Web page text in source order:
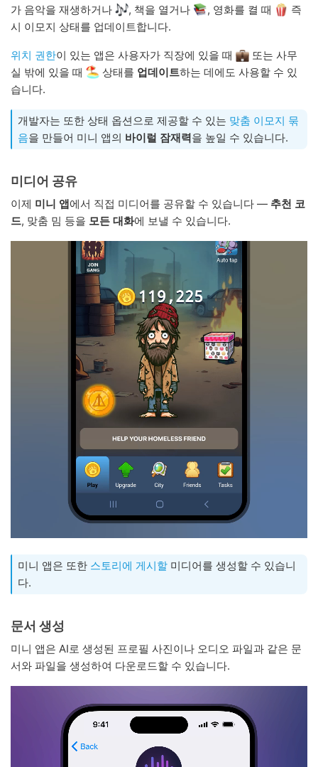
가 음악을 재생하거나
, 책을 열거나 , 영화를 켤 때
즉
시 이모지 상태를 업데이트합니다.
위치 권한이 있는 앱은 사용자가 직장에 있을 때
또는 사무
실 밖에 있을 때
상태를 업데이트하는 데에도 사용할 수 있
습니다.
개발자는 또한 상태 옵션으로 제공할 수 있는 맞춤 이모지 묶
음을 만들어 미니 앱의 바이럴 잠재력을 높일 수 있습니다.
미디어 공유
이제 미니 앱에서 직접 미디어를 공유할 수 있습니다 — 추천 코
드, 맞춤 밈 등을 모든 대화에 보낼 수 있습니다.
미니 앱은 또한 스토리에 게시할 미디어를 생성할 수 있습니
다.
문서 생성
미니 앱은 AI로 생성된 프로필 사진이나 오디오 파일과 같은 문
서와 파일을 생성하여 다운로드할 수 있습니다.